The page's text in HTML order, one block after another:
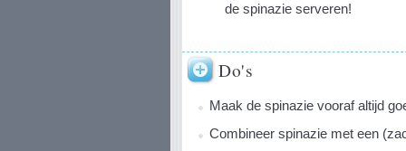
de spinazie serveren!
Do's
Maak de spinazie vooraf altijd
Combineer spinazie met een